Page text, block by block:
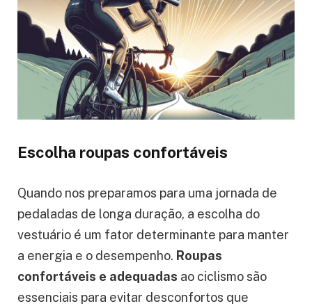
Escolha roupas confortáveis
Quando nos preparamos para uma jornada de
pedaladas de longa duração, a escolha do
vestuário é um fator determinante para manter
a energia e o desempenho. Roupas
confortáveis e adequadas ao ciclismo são
essenciais para evitar desconfortos que